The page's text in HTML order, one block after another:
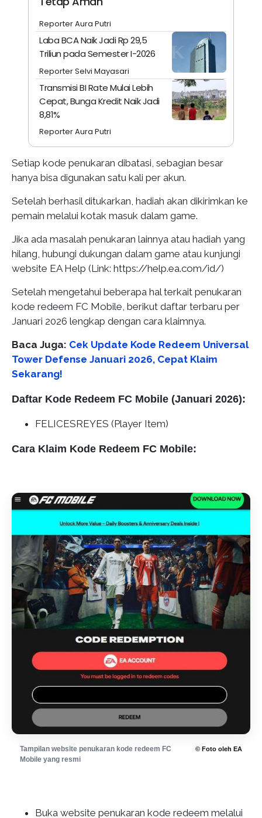
Reporter Aura Putri
Laba BCA Naik Jadi Rp 29,5
Triliun pada Semester I-2026
Reporter Selvi Mayasari
Transmisi BI Rate Mulai Lebih
Cepat, Bunga Kredit Naik Jadi
8,81%
Reporter Aura Putri
Setiap kode penukaran dibatasi, sebagian besar
hanya bisa digunakan satu kali per akun.
Setelah berhasil ditukarkan, hadiah akan dikirimkan ke
pemain melalui kotak masuk dalam game.
Jika ada masalah penukaran lainnya atau hadiah yang
hilang, hubungi dukungan dalam game atau kunjungi
website EA Help (Link: https://help.ea.com/id/)
Setelah mengetahui beberapa hal terkait penukaran
kode redeem FC Mobile, berikut daftar terbaru per
Januari 2026 lengkap dengan cara klaimnya.
Baca Juga: Cek Update Kode Redeem Universal
Tower Defense Januari 2026, Cepat Klaim
Sekarang!
Daftar Kode Redeem FC Mobile (Januari 2026):
FELICESREYES (Player Item)
Cara Klaim Kode Redeem FC Mobile:
Tampilan website penukaran kode redeem FC
Mobile yang resmi
© Foto oleh EA
Buka website penukaran kode redeem melalui